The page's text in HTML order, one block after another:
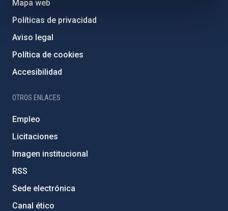
Mapa web
Políticas de privacidad
Aviso legal
Política de cookies
Accesibilidad
OTROS ENLACES
Empleo
Licitaciones
Imagen institucional
RSS
Sede electrónica
Canal ético